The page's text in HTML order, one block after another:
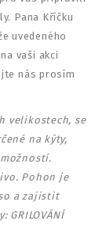
Pana Kříčku
uvedeného
vaši akci
nás prosím
velikostech, se
na kýty,
Pohon je
a zajistit